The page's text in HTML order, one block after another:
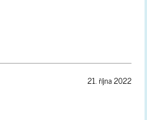
21. října 2022